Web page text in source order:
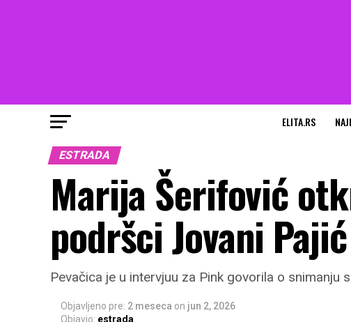
ELITA.RS
ESTRADA
Marija Šerifović
podršci Jovani Pajić
Pevačica je u intervjuu za Pink govorila o
Objavljeno pre: 2 meseca on jun 2, 2026
Objavio: estrada